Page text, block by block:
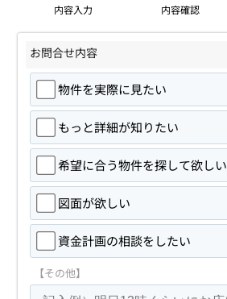
内容入力
内容確認
お問合せ内容
物件を実際に見たい
もっと詳細が知りたい
希望に合う物件を探して欲しい
図面が欲しい
資金計画の相談をしたい
【その他】